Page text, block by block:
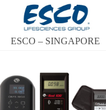
ESCO – SINGAPORE